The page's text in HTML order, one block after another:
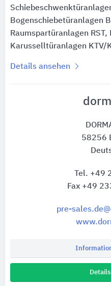
Bogenschiebetüranlagen
Raumspartüranlagen
Karusselltüranlagen KTV/
Details ansehen
58256
Tel. +49
Fax +49
pre-